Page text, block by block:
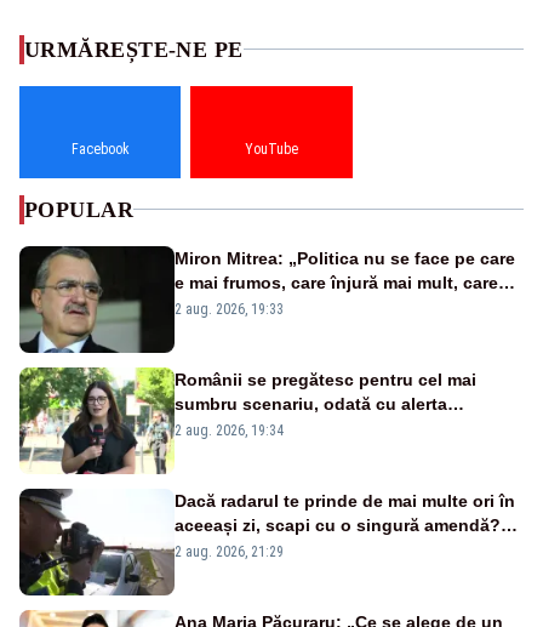
URMĂREȘTE-NE PE
Facebook YouTube
POPULAR
Miron Mitrea: „Politica nu se face pe care
e mai frumos, care înjură mai mult, care
țipă mai tare, ci pe proiecte”
2 aug. 2026, 19:33
Românii se pregătesc pentru cel mai
sumbru scenariu, odată cu alerta
energetică
2 aug. 2026, 19:34
Dacă radarul te prinde de mai multe ori în
aceeași zi, scapi cu o singură amendă?
Ce spune legea
2 aug. 2026, 21:29
Ana Maria Păcuraru: „Ce se alege de un